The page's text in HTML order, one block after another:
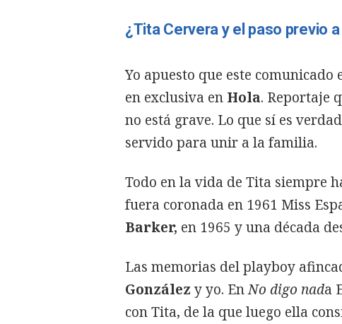
¿Tita Cervera y el paso previo
Yo apuesto que este
en exclusiva en Hola. Reportaje
no está grave. Lo que sí es
servido para unir a la familia.
Todo en la vida de Tita siempre
fuera coronada en 1961 Miss
Barker, en 1965 y una década
Las memorias del playboy
González y yo. EnNo digo nada
con Tita, de la que luego ella